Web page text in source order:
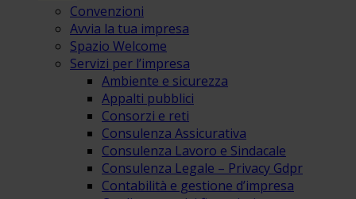
Convenzioni
Avvia la tua impresa
Spazio Welcome
Servizi per l’impresa
Ambiente e sicurezza
Appalti pubblici
Consorzi e reti
Consulenza Assicurativa
Consulenza Lavoro e Sindacale
Consulenza Legale – Privacy Gdpr
Contabilità e gestione d’impresa